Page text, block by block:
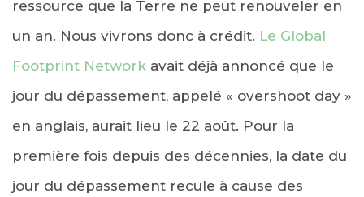
ressource que la Terre ne peut renouveler en
un an. Nous vivrons donc à crédit. Le Global
Footprint Network avait déjà annoncé que le
jour du dépassement, appelé « overshoot day »
en anglais, aurait lieu le 22 août. Pour la
première fois depuis des décennies, la date du
jour du dépassement recule à cause des